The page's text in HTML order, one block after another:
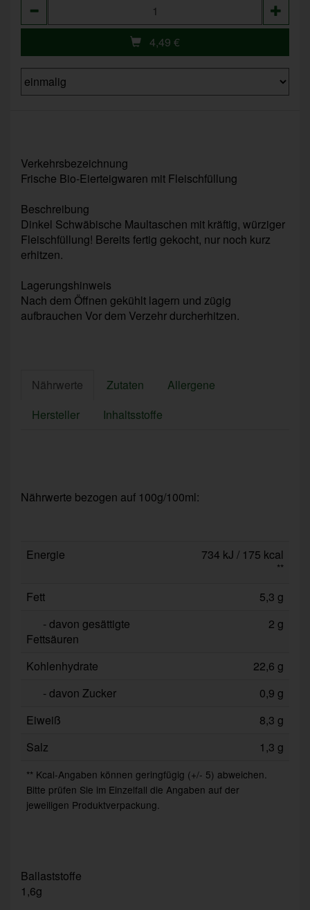
4,49 €
Verkehrsbezeichnung
Frische Bio-Eierteigwaren mit Fleischfüllung
Beschreibung
Dinkel Schwäbische Maultaschen mit kräftig, würziger
Fleischfüllung! Bereits fertig gekocht, nur noch kurz
erhitzen.
Lagerungshinweis
Nach dem Öffnen gekühlt lagern und zügig
aufbrauchen Vor dem Verzehr durcherhitzen.
Nährwerte Zutaten
Allergene
Hersteller
Inhaltsstoffe
Nährwerte bezogen auf 100g/100ml:
Energie 734 kJ / 175 kcal
**
Fett
5,3 g
- davon gesättigte
Fettsäuren
2 g
Kohlenhydrate
22,6 g
- davon Zucker
0,9 g
Eiweiß
8,3 g
Salz
1,3 g
** Kcal-Angaben können geringfügig (+/- 5) abweichen.
Bitte prüfen Sie im Einzelfall die Angaben auf der
jeweiligen Produktverpackung.
Ballaststoffe
1,6g